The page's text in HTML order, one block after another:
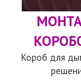
Короб для